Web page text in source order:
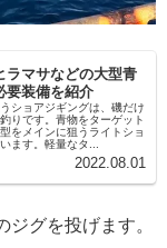
ラマサなどの大型青
要装備を紹介
ショアジギングは、磯だけ
りです。青物をターゲット
をメインに狙うライトショ
ます。軽量なタ...
2022.08.01
グを投げます。